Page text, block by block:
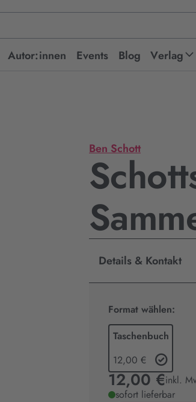
Autor:innen Events Blog Verlag
Ben Schott
Details & Kontakt
Format wählen:
Taschenbuch
12,00 €
12,00 €inkl.
sofort lieferbar